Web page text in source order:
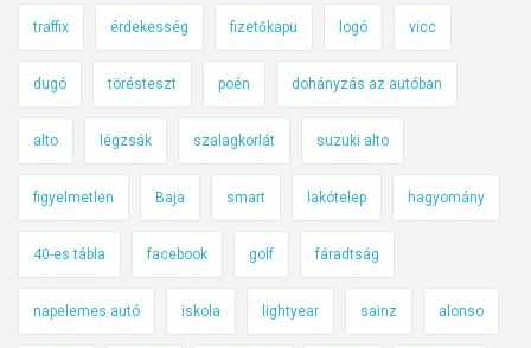
traffix érdekesség fizetőkapu logó vicc
dugó törésteszt poén dohányzás az autóban
alto légzsák szalagkorlát suzuki alto
figyelmetlen Baja smart lakótelep hagyomány
40-es tábla facebook golf fáradtság
napelemes autó iskola lightyear sainz alonso